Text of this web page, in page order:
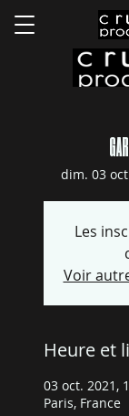
dim. 03
Les
Voir
Heure et
03 oct. 2021,
Paris, France